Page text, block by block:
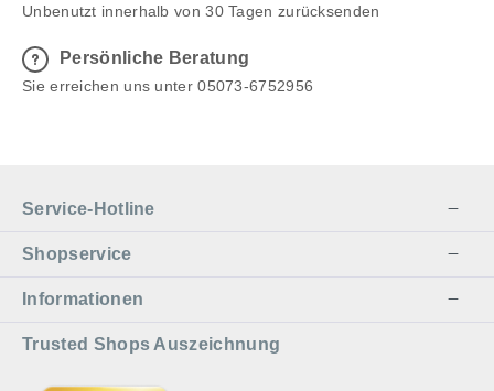
Unbenutzt innerhalb von 30 Tagen zurücksenden
Persönliche Beratung
Sie erreichen uns unter 05073-6752956
Service-Hotline
Shopservice
Informationen
Trusted Shops Auszeichnung